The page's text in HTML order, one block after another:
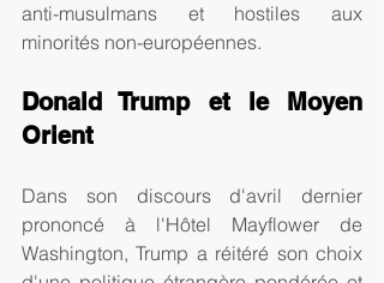
anti-musulmans et hostiles aux
minorités non-européennes.
Donald Trump et le Moyen
Orient
Dans son discours d'avril dernier
prononcé à l'Hôtel Mayflower de
Washington, Trump a réitéré son choix